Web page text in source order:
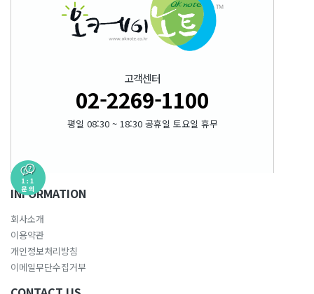
고객센터
02-2269-1100
평일 08:30 ~ 18:30 공휴일 토요일 휴무
INFORMATION
회사소개
이용약관
개인정보처리방침
이메일무단수집거부